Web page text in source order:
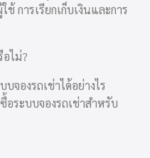
ช้ การเรียกเก็บเงินและการ
ไม่?
จองรถเช่าได้อย่างไร
อระบบจองรถเช่าสำหรับ